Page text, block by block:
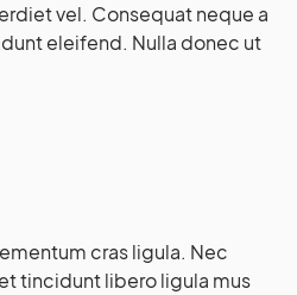
vel. Consequat neque a
eleifend. Nulla donec ut
cras ligula. Nec
tincidunt libero ligula mus